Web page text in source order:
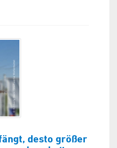
desto größer